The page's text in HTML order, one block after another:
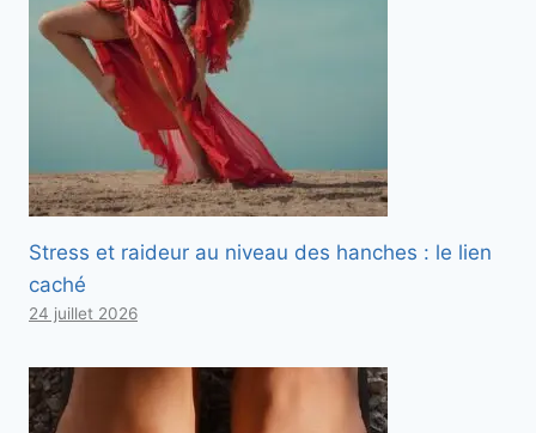
Stress et raideur au niveau des hanches : le lien
caché
24 juillet 2026